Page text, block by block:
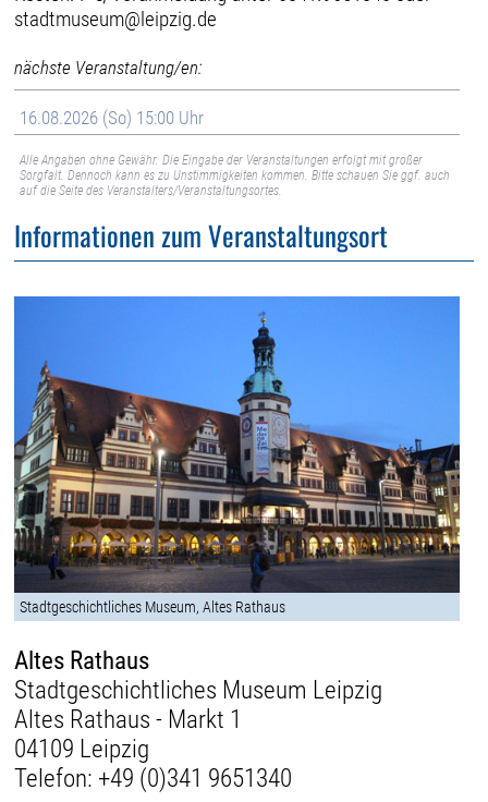
stadtmuseum@leipzig.de
nächste Veranstaltung/en:
16.08.2026 (So) 15:00 Uhr
Alle Angaben ohne Gewähr. Die Eingabe der Veranstaltungen erfolgt mit großer
Sorgfalt. Dennoch kann es zu Unstimmigkeiten kommen. Bitte schauen Sie ggf. auch
auf die Seite des Veranstalters/Veranstaltungsortes.
Informationen zum Veranstaltungsort
Stadtgeschichtliches Museum, Altes Rathaus
Altes Rathaus
Stadtgeschichtliches Museum Leipzig
Altes Rathaus - Markt 1
04109 Leipzig
Telefon: +49 (0)341 9651340